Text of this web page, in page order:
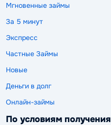
Мгновенные займы
За 5 минут
Экспресс
Частные Займы
Новые
Деньги в долг
Онлайн-займы
По условиям получения